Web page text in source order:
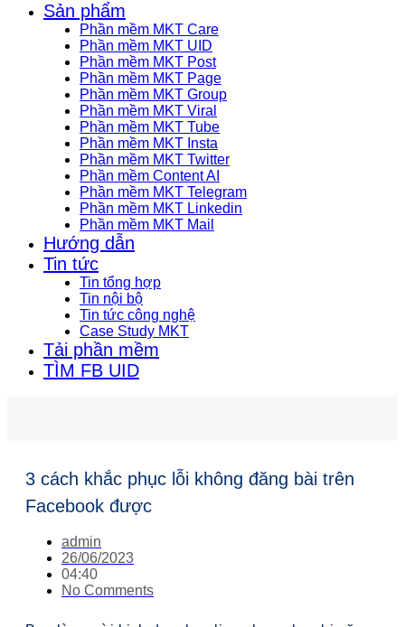
Sản phẩm
Phần mềm MKT Care
Phần mềm MKT UID
Phần mềm MKT Post
Phần mềm MKT Page
Phần mềm MKT Group
Phần mềm MKT Viral
Phần mềm MKT Tube
Phần mềm MKT Insta
Phần mềm MKT Twitter
Phần mềm Content AI
Phần mềm MKT Telegram
Phần mềm MKT Linkedin
Phần mềm MKT Mail
Hướng dẫn
Tin tức
Tin tổng hợp
Tin nội bộ
Tin tức công nghệ
Case Study MKT
Tải phần mềm
TÌM FB UID
3 cách khắc phục lỗi không đăng bài trên
Facebook được
admin
26/06/2023
04:40
No Comments